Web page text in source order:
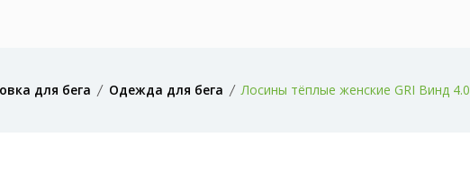
для бега Одежда для бега Лосины тёплые женские GRI Винд 4.0